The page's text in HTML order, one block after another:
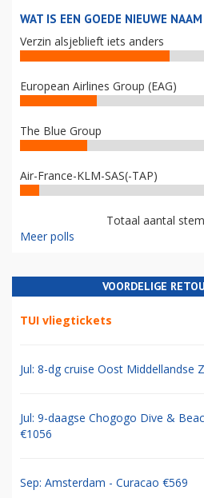
WAT IS EEN GOEDE NIEUWE
Verzin alsjeblieft iets anders
European Airlines Group (EAG)
The Blue Group
Air-France-KLM-SAS(-TAP)
Totaal aantal
Meer polls
VOORDELIGE
TUI vliegtickets
Jul: 8-dg cruise Oost Middellandse
Jul: 9-daagse Chogogo Dive &
€1056
Sep: Amsterdam - Curacao €569